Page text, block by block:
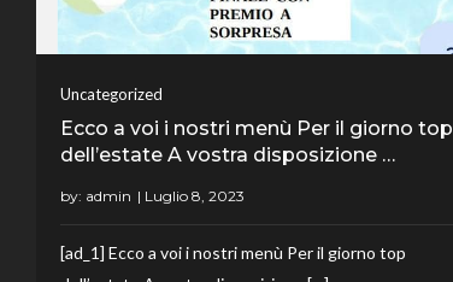
Uncategorized
Ecco a voi i nostri menù Per il giorno top
dell’estate A vostra disposizione …
by: admin
[ad_1] Ecco a voi i nostri menù Per il giorno top